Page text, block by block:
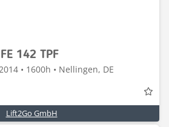
142 TPF
• 1600h • Nellingen, DE
Lift2Go GmbH